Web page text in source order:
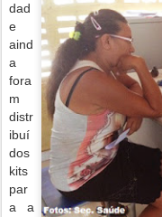
dad
e
aind
a
fora
m
distr
ibuí
dos
kits
par
a a